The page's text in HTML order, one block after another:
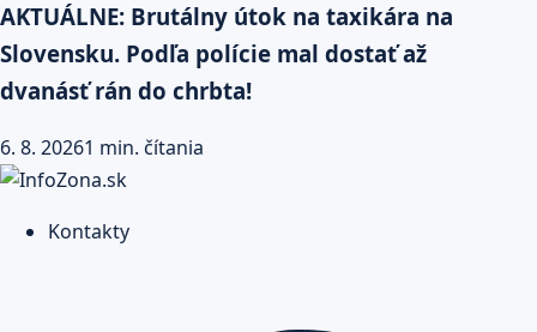
AKTUÁLNE: Brutálny útok na taxikára na
Slovensku. Podľa polície mal dostať až
dvanásť rán do chrbta!
6. 8. 20261 min. čítania
Kontakty